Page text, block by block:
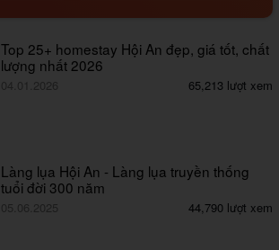
Top 25+ homestay Hội An đẹp, giá tốt, chất
lượng nhất 2026
04.01.2026 65,213 lượt xem
Làng lụa Hội An - Làng lụa truyền thống
tuổi đời 300 năm
05.06.2025 44,790 lượt xem